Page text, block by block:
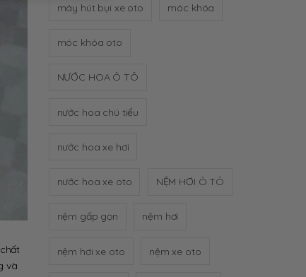
và
máy hút bụi xe oto móc khóa
móc khóa oto
NƯỚC HOA Ô TÔ
nước hoa chú tiểu
nước hoa xe hơi
nước hoa xe oto NỆM HƠI Ô TÔ
nệm gấp gọn nệm hơi
nệm hơi xe oto nệm xe oto